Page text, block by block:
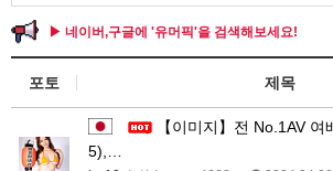
▶ 네이버,구글에 '유머픽'을 검색해보세요!
포토 제목
5),…